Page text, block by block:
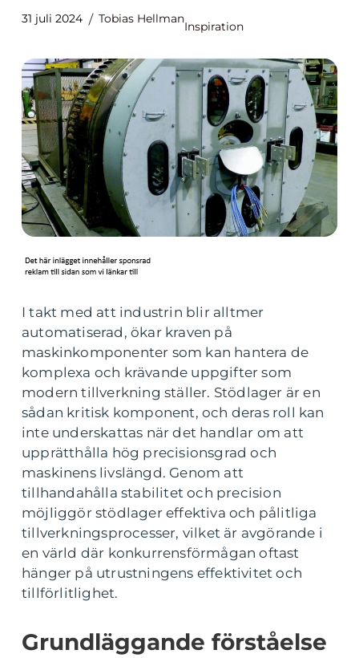
31 juli 2024 Tobias Hellman
Inspiration
I takt med att industrin blir alltmer
automatiserad, ökar kraven på
maskinkomponenter som kan hantera de
komplexa och krävande uppgifter som
modern tillverkning ställer. Stödlager är en
sådan kritisk komponent, och deras roll kan
inte underskattas när det handlar om att
upprätthålla hög precisionsgrad och
maskinens livslängd. Genom att
tillhandahålla stabilitet och precision
möjliggör stödlager effektiva och pålitliga
tillverkningsprocesser, vilket är avgörande i
en värld där konkurrensförmågan oftast
hänger på utrustningens effektivitet och
tillförlitlighet.
Grundläggande förståelse